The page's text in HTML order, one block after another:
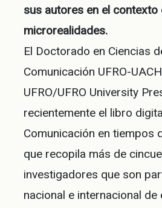
sus autores en el contexto
microrealidades.
El Doctorado en Ciencias
Comunicación UFRO-
UFRO/UFRO University
recientemente el libro
Comunicación en tiempos
que recopila más de
investigadores que son
nacional e internacional